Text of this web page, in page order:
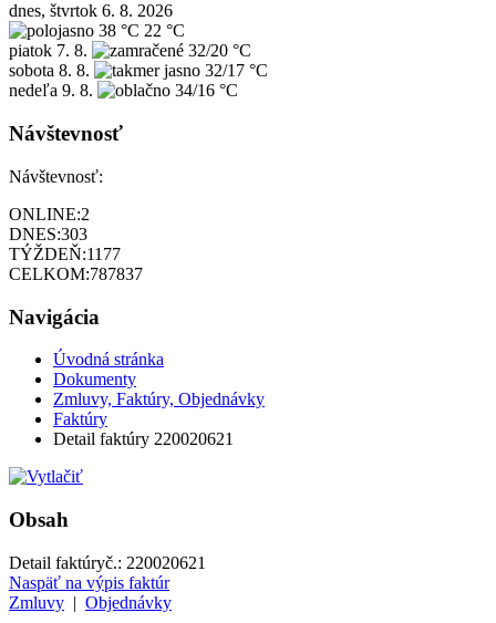
dnes, štvrtok 6. 8. 2026
38 °C 22 °C
piatok 7. 8.
32/20 °C
sobota 8. 8.
32/17 °C
nedeľa 9. 8. 34/16 °C
Návštevnosť
Návštevnosť:
ONLINE:2
DNES:303
TÝŽDEŇ:1177
CELKOM:787837
Navigácia
Úvodná stránka
Dokumenty
Zmluvy, Faktúry, Objednávky
Faktúry
Detail faktúry 220020621
Obsah
Detail faktúryč.: 220020621
Naspäť na výpis faktúr
Zmluvy | Objednávky